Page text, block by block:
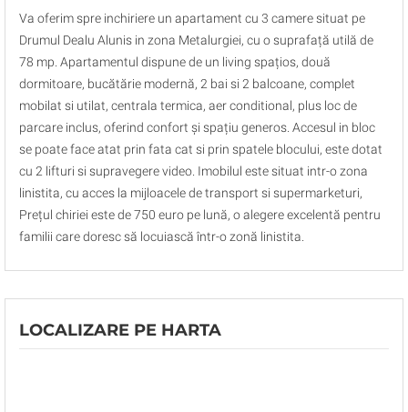
Va oferim spre inchiriere un apartament cu 3 camere situat pe
Drumul Dealu Alunis in zona Metalurgiei, cu o suprafață utilă de
78 mp. Apartamentul dispune de un living spațios, două
dormitoare, bucătărie modernă, 2 bai si 2 balcoane, complet
mobilat si utilat, centrala termica, aer conditional, plus loc de
parcare inclus, oferind confort și spațiu generos. Accesul in bloc
se poate face atat prin fata cat si prin spatele blocului, este dotat
cu 2 lifturi si supravegere video. Imobilul este situat intr-o zona
linistita, cu acces la mijloacele de transport si supermarketuri,
Prețul chiriei este de 750 euro pe lună, o alegere excelentă pentru
familii care doresc să locuiască într-o zonă linistita.
LOCALIZARE PE HARTA